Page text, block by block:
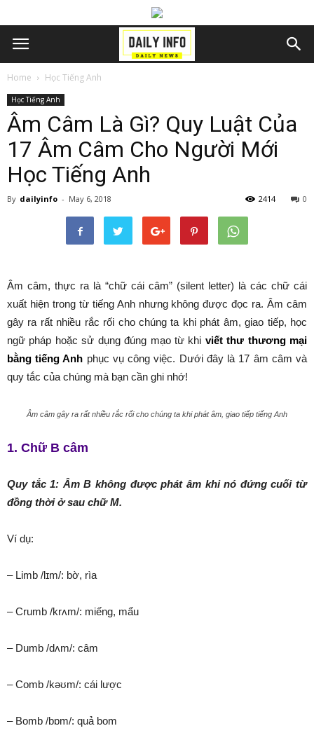
Home Học Tiếng Anh
Học Tiếng Anh
Âm Câm Là Gì? Quy Luật Của
17 Âm Câm Cho Người Mới
Học Tiếng Anh
By dailyinfo - May 6, 2018 0
2414
Âm câm, thực ra là “chữ cái câm” (silent letter) là các chữ cái
xuất hiện trong từ tiếng Anh nhưng không được đọc ra. Âm câm
gây ra rất nhiều rắc rối cho chúng ta khi phát âm, giao tiếp, học
ngữ pháp hoặc sử dụng đúng mạo từ khi viết thư thương mại
bằng tiếng Anh phục vụ công việc. Dưới đây là 17 âm câm và
quy tắc của chúng mà bạn cần ghi nhớ!
Âm câm gây ra rất nhiều rắc rối cho chúng ta khi phát âm, giao tiếp tiếng Anh
1. Chữ B câm
Quy tắc 1: Âm B không được phát âm khi nó đứng cuối từ
đồng thời ở sau chữ M.
Ví dụ:
– Limb /lɪm/: bờ, rìa
– Crumb /krʌm/: miếng, mẩu
– Dumb /dʌm/: câm
– Comb /kəʊm/: cái lược
– Bomb /bɒm/: quả bom